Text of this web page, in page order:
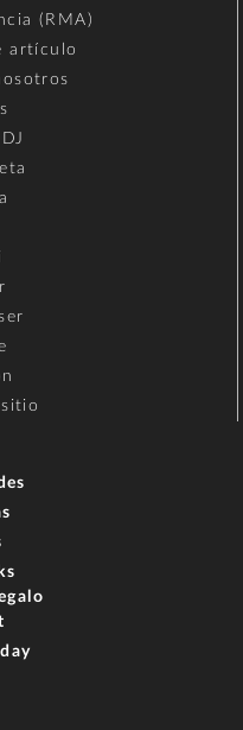
(RMA)
artículo